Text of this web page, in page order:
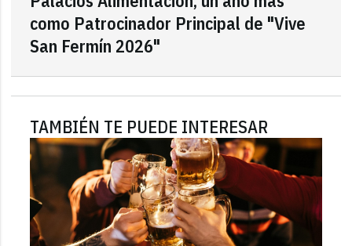
como Patrocinador Principal de "Vive
San Fermín 2026"
TAMBIÉN TE PUEDE INTERESAR